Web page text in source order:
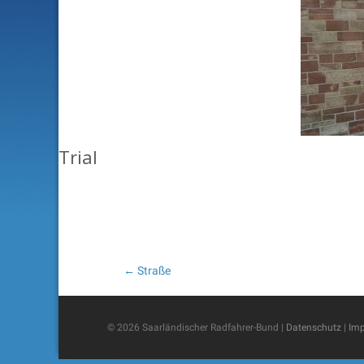
Trial
Post
navigation
← Straße
© 2026 Saarländischer Radfahrer-Bund | Datenschutz |